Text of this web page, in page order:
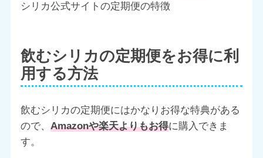
シリカ公式サイトの定期便の特徴
飲むシリカの定期便をお得に利
用する方法
飲むシリカの定期便にはかなりお得な特典がある
ので、 Amazonや楽天よりもお得に購入できま
す。